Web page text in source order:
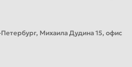
Михаила Дудина 15, офис